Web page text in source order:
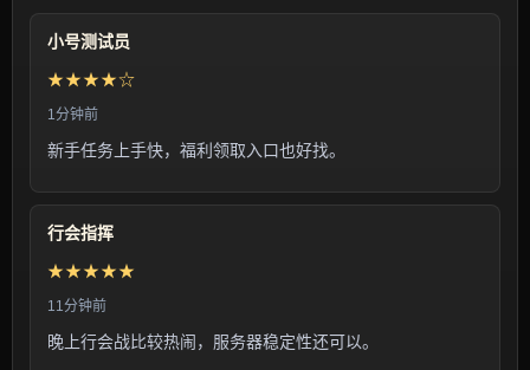
小号测试员
★★★★☆
1分钟前
新手任务上手快，福利领取入口也好找。
行会指挥
★★★★★
11分钟前
晚上行会战比较热闹，服务器稳定性还可以。